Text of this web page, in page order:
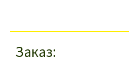
Заказ